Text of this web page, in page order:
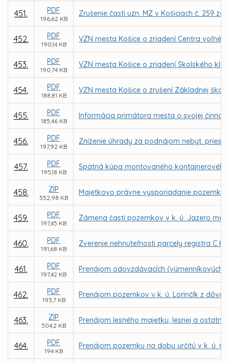
451. PDF
196,62 KB
Zrušenie časti uzn. MZ v Košiciach č. 259
452. PDF
190,14 KB
VZN mesta Košice o zriadení Centra
453. PDF
190,74 KB
VZN mesta Košice o zriadení Školského
454. PDF
188,81 KB
VZN mesta Košice o zrušení Základnej
455. PDF
185,46 KB
Informácia primátora mesta o svojej
456. PDF
197,92 KB
Zníženie úhrady za podnájom nebyt.
457. PDF
195,18 KB
Spätná kúpa montovaného
458. ZIP
552,98 KB
Majetkovo právne vysporiadanie
459. PDF
197,45 KB
Zámena časti pozemkov v k. ú. Jazero
460. PDF
191,68 KB
Zverenie nehnuteľnosti parcely registra C
461. PDF
197,42 KB
Prenájom odovzdávacích (výmenníkových)
462. PDF
193,7 KB
Prenájom pozemkov v k. ú. Lorinčík z
463. ZIP
504,2 KB
Prenájom lesného majetku, lesnej a
464. PDF
194 KB
Prenájom pozemku na dobu určitú v k. ú.